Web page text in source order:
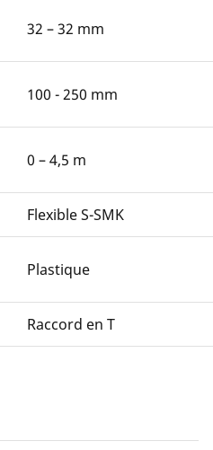
32 – 32 mm
100 - 250 mm
0 – 4,5 m
Flexible S-SMK
Plastique
Raccord en T